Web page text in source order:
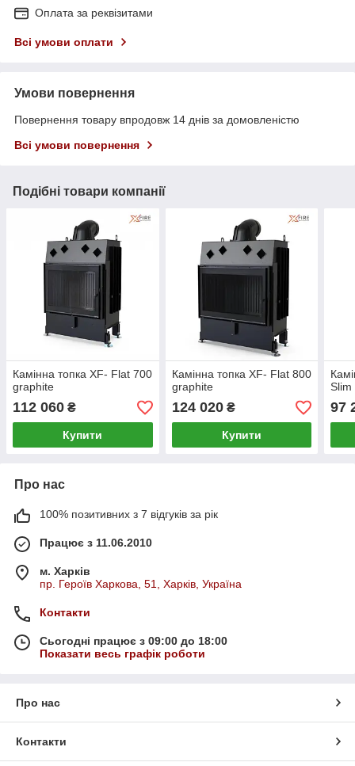
Оплата за реквізитами
Всі умови оплати
Умови повернення
Повернення товару впродовж 14 днів за домовленістю
Всі умови повернення
Подібні товари компанії
Камінна топка XF- Flat 700
graphite
112 060 ₴
Купити
Камінна топка XF- Flat 800
graphite
124 020₴
Купити
Slim
97
Про нас
100% позитивних з 7 відгуків за рік
Працює з 11.06.2010
м. Харків
пр. Героїв Харкова, 51, Харків, Україна
Контакти
Сьогодні працює з 09:00 до 18:00
Показати весь графік роботи
Про нас
Контакти